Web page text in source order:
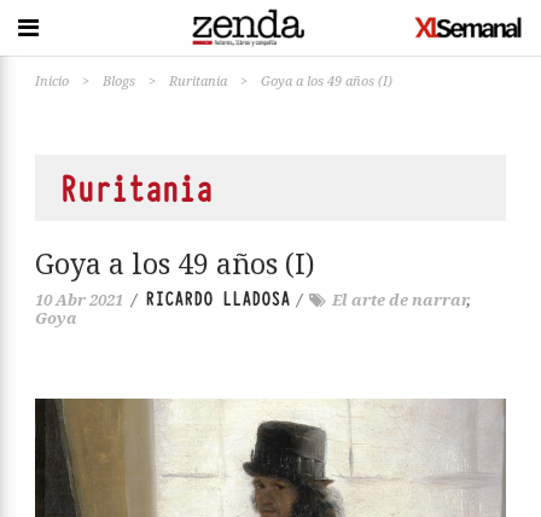
Inicio > Blogs > Ruritania > Goya a los 49 años (I)
Ruritania
Goya a los 49 años (I)
10 Abr 2021 / RICARDO LLADOSA / El arte de narrar,
Goya